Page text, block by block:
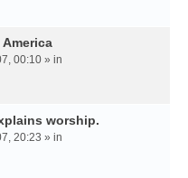
00:10 » in
worship.
20:23 » in